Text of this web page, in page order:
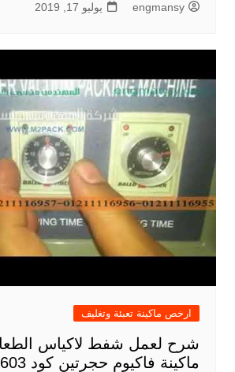
engmansy يوليو 17, 2019
ارخص ماكينة تعبئة وتغليف
شرح لعمل شفط لاكياس